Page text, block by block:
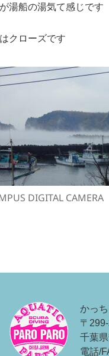
湯船の湯気て感じです
クローズです
DIGITAL CAMERA
ビ
かっ
〒
千葉
電話/